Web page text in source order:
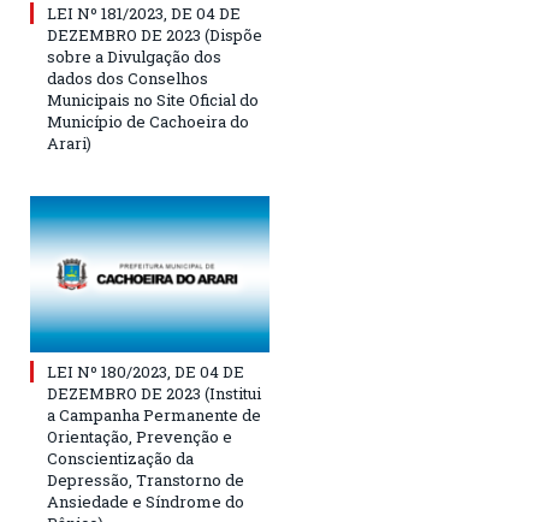
LEI Nº 181/2023, DE 04 DE
DEZEMBRO DE 2023 (Dispõe
sobre a Divulgação dos
dados dos Conselhos
Municipais no Site Oficial do
Município de Cachoeira do
Arari)
LEI Nº 180/2023, DE 04 DE
DEZEMBRO DE 2023 (Institui
a Campanha Permanente de
Orientação, Prevenção e
Conscientização da
Depressão, Transtorno de
Ansiedade e Síndrome do